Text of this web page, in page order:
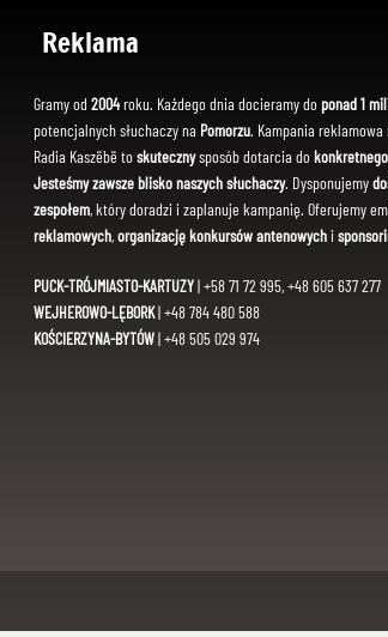
Reklama
Gramy od 2004roku. Każdego dnia docieramy do ponad 1
potencjalnych słuchaczy na Pomorzu. Kampania reklamowa
Radia Kaszëbë toskutecznysposób dotarcia dokonkretnego
Jesteśmy zawsze blisko naszych słuchaczy. Dysponujemy
zespołem, który doradzi i zaplanuje kampanię. Oferujemy
reklamowych,organizację konkursów antenowychi
PUCK-TRÓJMIASTO-KARTUZY| +58 71 72 995, +48 605 637 277
WEJHEROWO-LĘBORK| +48 784 480 588
KOŚCIERZYNA-BYTÓW| +48 505 029 974